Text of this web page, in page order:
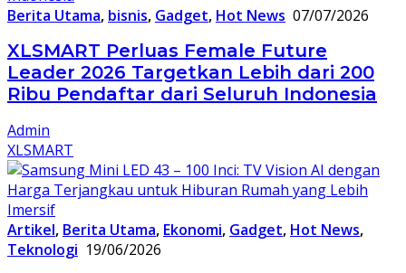
Berita Utama, bisnis, Gadget, Hot News 07/07/2026
XLSMART Perluas Female Future
Leader 2026 Targetkan Lebih dari 200
Ribu Pendaftar dari Seluruh Indonesia
Admin
XLSMART
Artikel, Berita Utama, Ekonomi, Gadget, Hot News,
Teknologi 19/06/2026